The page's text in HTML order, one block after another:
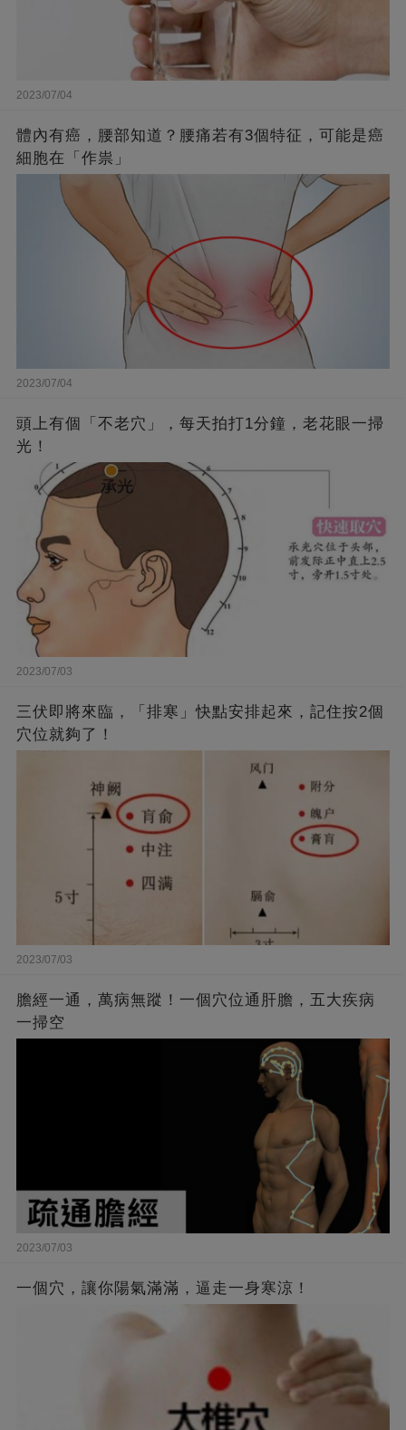
2023/07/04
體內有癌，腰部知道？腰痛若有3個特征，可能是癌
細胞在「作祟」
2023/07/04
頭上有個「不老穴」，每天拍打1分鐘，老花眼一掃
光！
2023/07/03
三伏即將來臨，「排寒」快點安排起來，記住按2個
穴位就夠了！
2023/07/03
膽經一通，萬病無蹤！一個穴位通肝膽，五大疾病
一掃空
2023/07/03
一個穴，讓你陽氣滿滿，逼走一身寒涼！